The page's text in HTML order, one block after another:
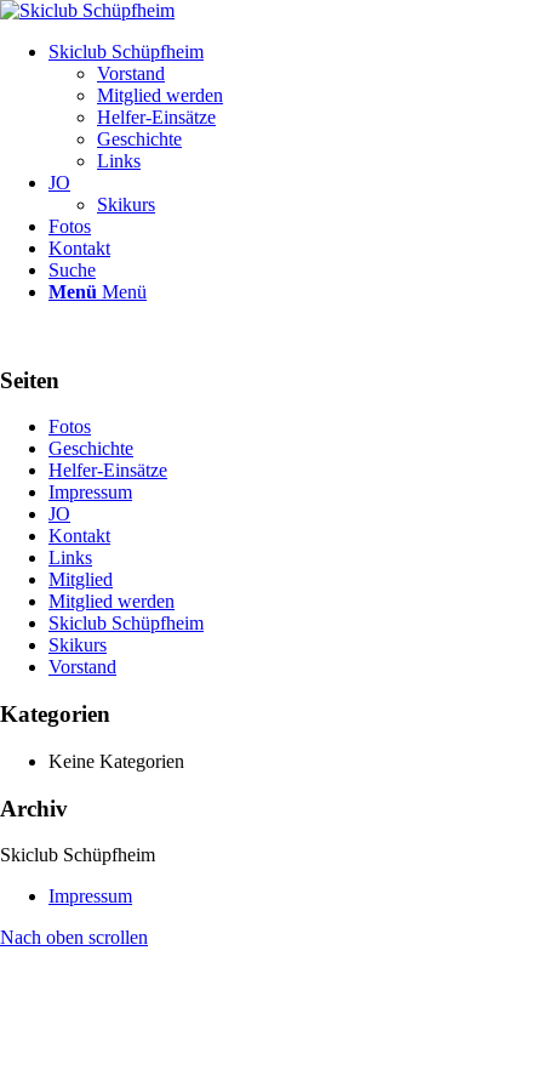
Skiclub Schüpfheim
Vorstand
Mitglied werden
Helfer-Einsätze
Geschichte
Links
JO
Skikurs
Fotos
Kontakt
Suche
Menü Menü
Seiten
Fotos
Geschichte
Helfer-Einsätze
Impressum
JO
Kontakt
Links
Mitglied
Mitglied werden
Skiclub Schüpfheim
Skikurs
Vorstand
Kategorien
Keine Kategorien
Archiv
Skiclub Schüpfheim
Impressum
Nach oben scrollen